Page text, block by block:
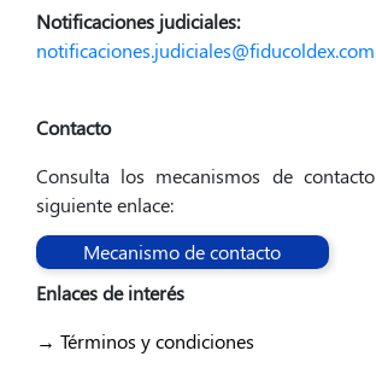
Notificaciones judiciales:
Contacto
Consulta los mecanismos de
siguiente enlace:
Mecanismo de contacto
Enlaces de interés
→ Términos y condiciones